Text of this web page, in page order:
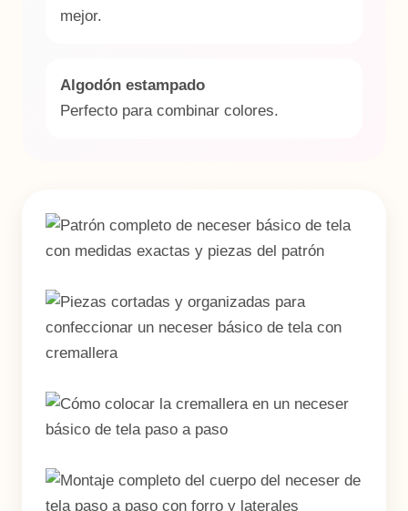
mejor.
Algodón estampado
Perfecto para combinar colores.